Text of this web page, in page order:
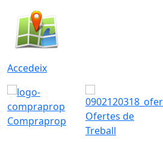
Accedeix
Compraprop
Ofertes de
Treball